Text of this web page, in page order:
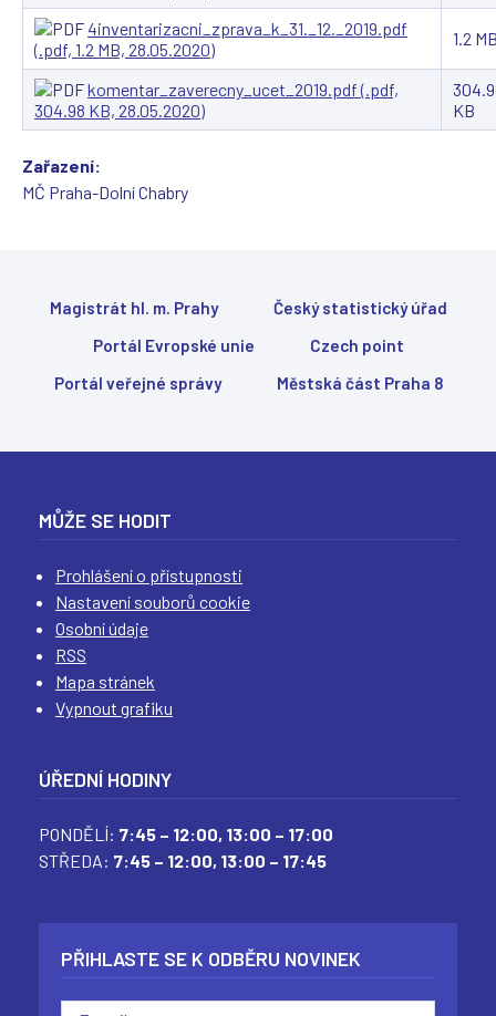
4inventarizacni_zprava_k_31._12._2019.pdf
(.pdf, 1.2 MB, 28.05.2020)
1.2
komentar_zaverecny_ucet_2019.pdf (.pdf,
304.98 KB, 28.05.2020)
KB
Zařazení:
MČ Praha-Dolní Chabry
Magistrát hl. m. Prahy
Český statistický úřad
Portál Evropské unie
Czech point
Portál veřejné správy
Městská část Praha 8
MŮŽE SE HODIT
Prohlášení o přístupnosti
Nastavení souborů cookie
Osobní údaje
RSS
Mapa stránek
Vypnout grafiku
ÚŘEDNÍ HODINY
PONDĚLÍ: 7:45 – 12:00, 13:00 – 17:00
STŘEDA: 7:45 – 12:00, 13:00 – 17:45
PŘIHLASTE SE K ODBĚRU NOVINEK